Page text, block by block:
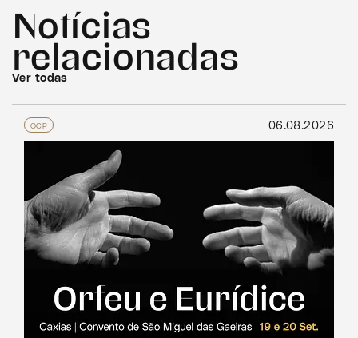
Notícias
relacionadas
Ver todas
OCP 06.08.2026